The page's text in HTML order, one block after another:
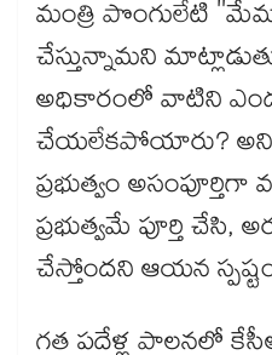
మంత్రి పొంగులేటి
చేస్తున్నామని
అధికారంలో వాటిని
చేయలేకపోయారు? అని
ప్రభుత్వం
ప్రభుత్వమే పూర్తి చేసి,
చేస్తోందని ఆయన
గత పదేళ్ల పాలనలో